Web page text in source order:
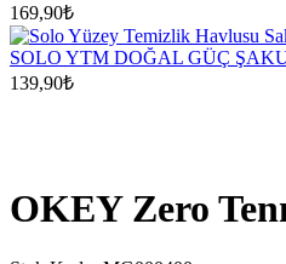
169,90₺
SOLO YTM DOĞAL GÜÇ
139,90₺
OKEY Zero